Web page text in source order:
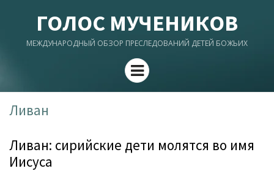
ГОЛОС МУЧЕНИКОВ
МЕЖДУНАРОДНЫЙ ОБЗОР ПРЕСЛЕДОВАНИЙ ДЕТЕЙ БОЖЬИХ
Menu
Ливан
Ливан: сирийские дети молятся во имя
Иисуса